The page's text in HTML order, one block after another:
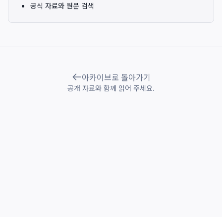
공식 자료와 원문 검색
아카이브로 돌아가기
공개 자료와 함께 읽어 주세요.